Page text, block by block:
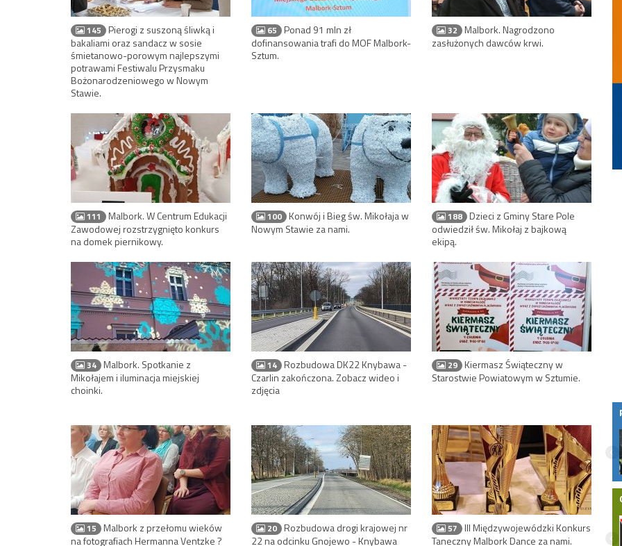
145 Pierogi z suszoną śliwką i
bakaliami oraz sandacz w sosie
śmietanowo-porowym najlepszymi
potrawami Festiwalu Przysmaku
Bożonarodzeniowego w Nowym
Stawie.
65 Ponad 91 mln zł
dofinansowania trafi do MOF Malbork-
Sztum.
32 Malbork. Nagrodzono
zasłużonych dawców krwi.
111
Malbork. W Centrum Edukacji
Zawodowej rozstrzygnięto konkurs
na domek piernikowy.
100 Konwój i Bieg św. Mikołaja w
Nowym Stawie za nami.
188 Dzieci z Gminy Stare Pole
odwiedził św. Mikołaj z bajkową
ekipą.
34 Malbork. Spotkanie z
Mikołajem i iluminacja miejskiej
choinki.
14 Rozbudowa DK22 Knybawa -
Czarlin zakończona. Zobacz wideo i
zdjęcia
29 Kiermasz Świąteczny w
Starostwie Powiatowym w Sztumie.
15 Malbork z przełomu wieków
na fotografiach Hermanna Ventzke ?
20 Rozbudowa drogi krajowej nr
22 na odcinku Gnojewo - Knybawa
57 III Międzywojewódzki Konkurs
Taneczny Malbork Dance za nami.
Jak rozpoznać mobbing w pracy IT i gdzie
szukać pomocy?
Wakacje 2026 startują! Zanim ruszysz
nad morze, sprawdź pogodę i sytuację na
plażach. Mierzeja Wiślana zaprasza.
Czym jest exit interview?